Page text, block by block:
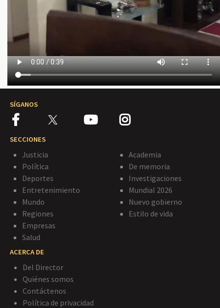
SÍGANOS
SECCIONES
Justicia
Política
Deportes
Entretenimiento
Mundo
Regiones
Empresas
Salud
Academia
De memoria
Investigaciones
Mundial 2026
Nuevo gobierno
Estilo de vida
ACERCA DE
Del Director
Quiénes somos
Contáctenos
Política de privacidad